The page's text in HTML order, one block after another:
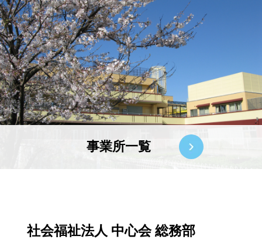
事業所一覧
社会福祉法人 中心会 総務部